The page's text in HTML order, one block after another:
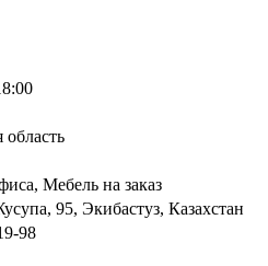
область
Мебель на заказ
95, Экибастуз, Казахстан
98